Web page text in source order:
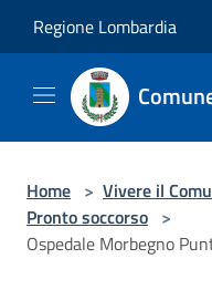
Regione Lombardia
Home > Vivere il
Pronto soccorso >
Ospedale Morbegno